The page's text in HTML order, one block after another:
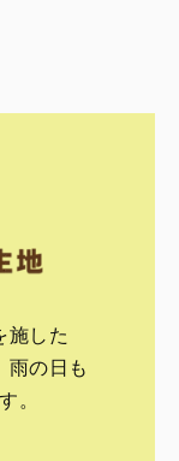
施した
雨の日も
。